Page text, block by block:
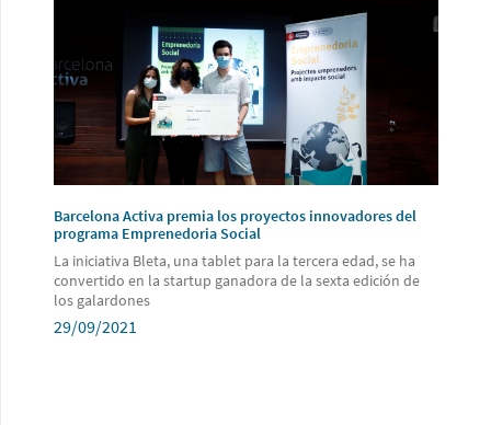
Barcelona Activa premia los proyectos innovadores del
programa Emprenedoria Social
La iniciativa Bleta, una tablet para la tercera edad, se ha
convertido en la startup ganadora de la sexta edición de
los galardones
29/09/2021